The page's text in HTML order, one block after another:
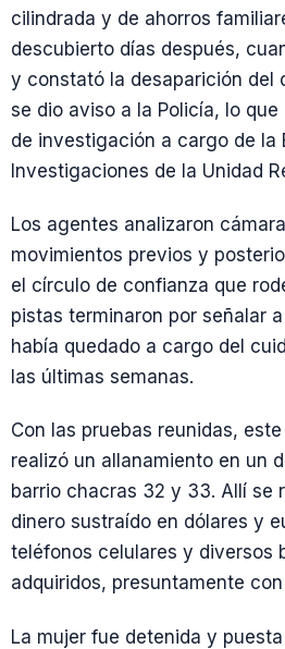
cilindrada y de ahorros
descubierto días después,
y constató la desaparición del
se dio aviso a la Policía, lo
de investigación a cargo de la
Investigaciones de la Unidad
Los agentes analizaron
movimientos previos y
el círculo de confianza que
pistas terminaron por señalar
había quedado a cargo del
las últimas semanas.
Con las pruebas reunidas,
realizó un allanamiento en un
barrio chacras 32 y 33. Allí se
dinero sustraído en dólares y
teléfonos celulares y diversos
adquiridos, presuntamente
La mujer fue detenida y